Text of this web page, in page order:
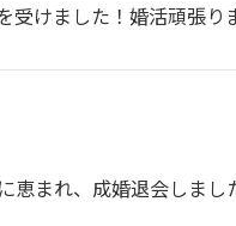
けました！婚活頑張り
恵まれ、成婚退会しま